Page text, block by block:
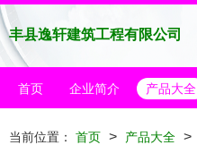
丰县逸轩建筑工程有限公司
首页 企业简介 产品大全
当前位置： 首页 > 产品大全 >